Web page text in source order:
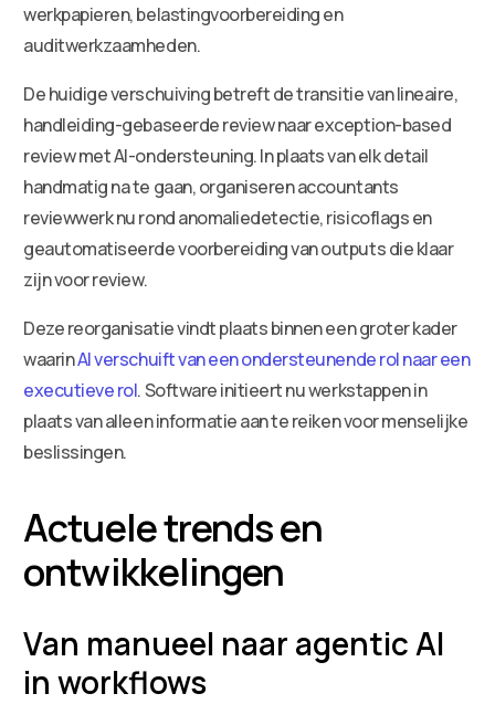
werkpapieren, belastingvoorbereiding en
auditwerkzaamheden.
De huidige verschuiving betreft de transitie van lineaire,
handleiding-gebaseerde review naar exception-based
review met AI-ondersteuning. In plaats van elk detail
handmatig na te gaan, organiseren accountants
reviewwerk nu rond anomaliedetectie, risicoflags en
geautomatiseerde voorbereiding van outputs die klaar
zijn voor review.
Deze reorganisatie vindt plaats binnen een groter kader
waarinAI verschuift van een ondersteunende rol naar een
executieve rol. Software initieert nu werkstappen in
plaats van alleen informatie aan te reiken voor menselijke
beslissingen.
Actuele trends en
ontwikkelingen
Van manueel naar agentic AI
in workflows